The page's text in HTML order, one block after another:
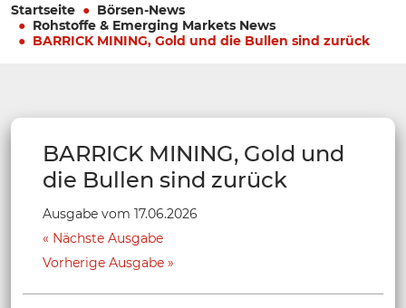
Startseite
Börsen-News
Rohstoffe & Emerging Markets News
BARRICK MINING, Gold und die Bullen sind zurück
BARRICK MINING, Gold und
die Bullen sind zurück
Ausgabe vom 17.06.2026
Nächste Ausgabe
Vorherige Ausgabe